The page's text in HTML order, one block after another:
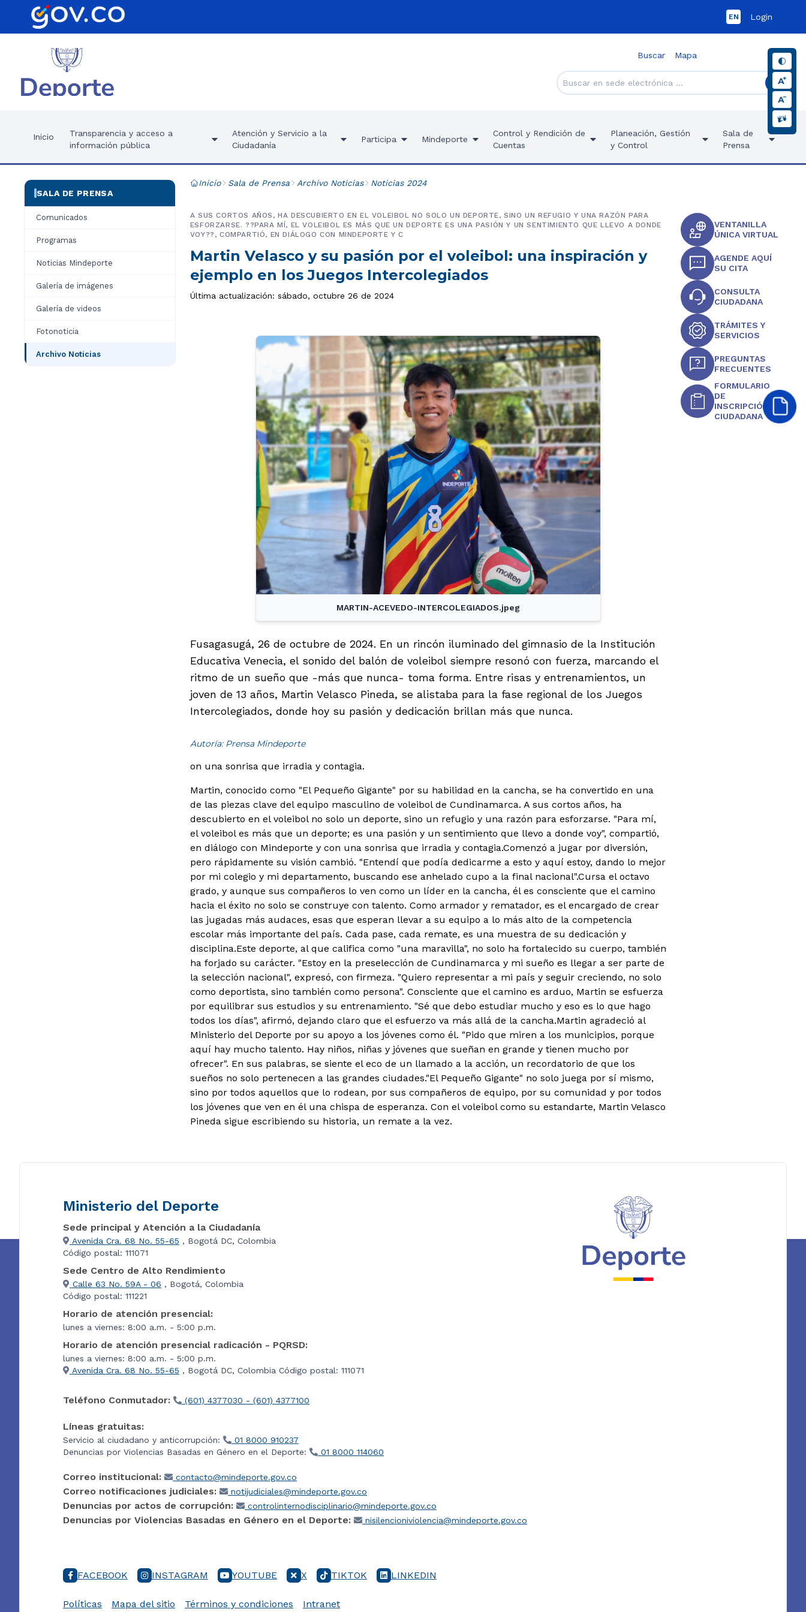
EN Login
Buscar Mapa
Inicio
Transparencia y acceso a
información pública
Atención y Servicio a la
Ciudadanía
Participa Mindeporte
Control y Rendición de
Cuentas
Planeación, Gestión
y Control
Sala de
Prensa
SALA DE PRENSA
Comunicados
Programas
Noticias Mindeporte
Galería de imágenes
Galería de videos
Fotonoticia
Archivo Noticias
Inicio Sala de Prensa Archivo Noticias Noticias 2024
Martin Velasco y su pasión por el voleibol: una inspiración y
ejemplo en los Juegos Intercolegiados
A SUS CORTOS AÑOS, HA DESCUBIERTO EN EL VOLEIBOL NO SOLO UN DEPORTE, SINO UN REFUGIO Y UNA RAZÓN PARA
ESFORZARSE. ??PARA MÍ, EL VOLEIBOL ES MÁS QUE UN DEPORTE ES UNA PASIÓN Y UN SENTIMIENTO QUE LLEVO A DONDE
VOY??, COMPARTIÓ, EN DIÁLOGO CON MINDEPORTE Y C
Última actualización: sábado, octubre 26 de 2024
MARTIN-ACEVEDO-INTERCOLEGIADOS.jpeg
Fusagasugá, 26 de octubre de 2024. En un rincón iluminado del gimnasio de la Institución
Educativa Venecia, el sonido del balón de voleibol siempre resonó con fuerza, marcando el
ritmo de un sueño que -más que nunca- toma forma. Entre risas y entrenamientos, un
joven de 13 años, Martin Velasco Pineda, se alistaba para la fase regional de los Juegos
Intercolegiados, donde hoy su pasión y dedicación brillan más que nunca.
Autoría: Prensa Mindeporte
on una sonrisa que irradia y contagia.
Martin, conocido como "El Pequeño Gigante" por su habilidad en la cancha, se ha convertido en una
de las piezas clave del equipo masculino de voleibol de Cundinamarca. A sus cortos años, ha
descubierto en el voleibol no solo un deporte, sino un refugio y una razón para esforzarse. "Para mí,
el voleibol es más que un deporte; es una pasión y un sentimiento que llevo a donde voy", compartió,
en diálogo con Mindeporte y con una sonrisa que irradia y contagia.Comenzó a jugar por diversión,
pero rápidamente su visión cambió. "Entendí que podía dedicarme a esto y aquí estoy, dando lo mejor
por mi colegio y mi departamento, buscando ese anhelado cupo a la final nacional".Cursa el octavo
grado, y aunque sus compañeros lo ven como un líder en la cancha, él es consciente que el camino
hacia el éxito no solo se construye con talento. Como armador y rematador, es el encargado de crear
las jugadas más audaces, esas que esperan llevar a su equipo a lo más alto de la competencia
escolar más importante del país. Cada pase, cada remate, es una muestra de su dedicación y
disciplina.Este deporte, al que califica como "una maravilla", no solo ha fortalecido su cuerpo, también
ha forjado su carácter. "Estoy en la preselección de Cundinamarca y mi sueño es llegar a ser parte de
la selección nacional", expresó, con firmeza. "Quiero representar a mi país y seguir creciendo, no solo
como deportista, sino también como persona". Consciente que el camino es arduo, Martin se esfuerza
por equilibrar sus estudios y su entrenamiento. "Sé que debo estudiar mucho y eso es lo que hago
todos los días", afirmó, dejando claro que el esfuerzo va más allá de la cancha.Martin agradeció al
Ministerio del Deporte por su apoyo a los jóvenes como él. "Pido que miren a los municipios, porque
aquí hay mucho talento. Hay niños, niñas y jóvenes que sueñan en grande y tienen mucho por
ofrecer". En sus palabras, se siente el eco de un llamado a la acción, un recordatorio de que los
sueños no solo pertenecen a las grandes ciudades."El Pequeño Gigante" no solo juega por sí mismo,
sino por todos aquellos que lo rodean, por sus compañeros de equipo, por su comunidad y por todos
los jóvenes que ven en él una chispa de esperanza. Con el voleibol como su estandarte, Martin Velasco
Pineda sigue escribiendo su historia, un remate a la vez.
VENTANILLA
ÚNICA VIRTUAL
AGENDE AQUÍ
SU CITA
CONSULTA
CIUDADANA
TRÁMITES Y
SERVICIOS
PREGUNTAS
FRECUENTES
FORMULARIO
DE
INSCRIPCIÓN
CIUDADANA
Ministerio del Deporte
Sede principal y Atención a la Ciudadanía
Avenida Cra. 68 No. 55-65 , Bogotá DC, Colombia
Código postal: 111071
Sede Centro de Alto Rendimiento
Calle 63 No. 59A - 06 , Bogotá, Colombia
Código postal: 111221
Horario de atención presencial:
lunes a viernes: 8:00 a.m. - 5:00 p.m.
Horario de atención presencial radicación - PQRSD:
lunes a viernes: 8:00 a.m. - 5:00 p.m.
Avenida Cra. 68 No. 55-65 , Bogotá DC, Colombia Código postal: 111071
Teléfono Conmutador: (601) 4377030 - (601) 4377100
Líneas gratuitas:
Servicio al ciudadano y anticorrupción:
01 8000 910237
Denuncias por Violencias Basadas en Género en el Deporte:
01 8000 114060
Correo institucional: contacto@mindeporte.gov.co
Correo notificaciones judiciales: notijudiciales@mindeporte.gov.co
Denuncias por actos de corrupción: controlinternodisciplinario@mindeporte.gov.co
Denuncias por Violencias Basadas en Género en el Deporte: nisilencioniviolencia@mindeporte.gov.co
FACEBOOK INSTAGRAM YOUTUBE X TIKTOK LINKEDIN
Políticas Mapa del sitio Términos y condiciones Intranet